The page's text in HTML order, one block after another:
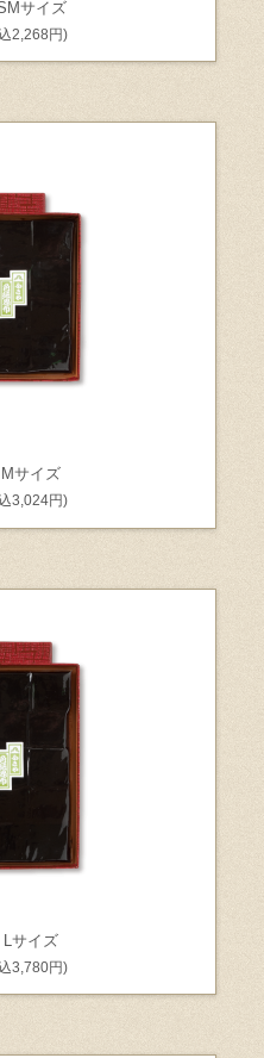
サイズ
2,268円)
サイズ
3,024円)
サイズ
3,780円)